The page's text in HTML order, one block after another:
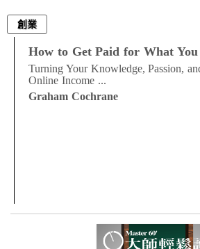
創業
How to Get Paid for What
Turning Your Knowledge, Passion,
Online Income ...
Graham Cochrane